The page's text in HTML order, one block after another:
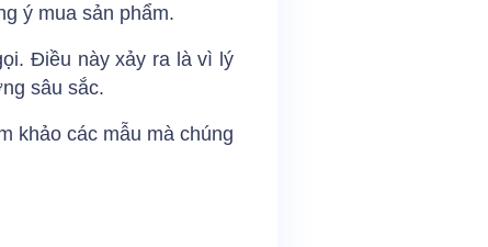
ý mua sản phẩm.
Điều này xảy ra là vì lý
sâu sắc.
khảo các mẫu mà chúng